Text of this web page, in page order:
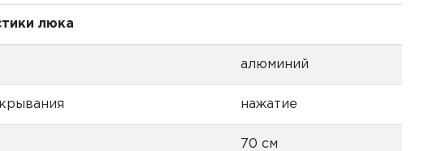
люка
алюминий
нажатие
70 см